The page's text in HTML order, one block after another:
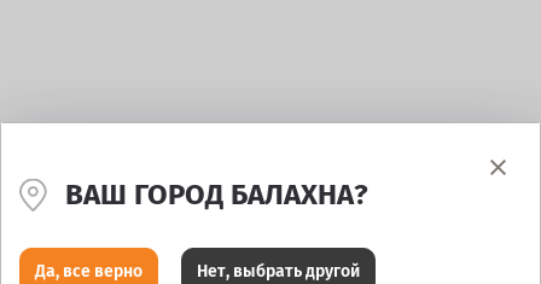
ВАШ ГОРОД БАЛАХНА?
Да, все верно Нет, выбрать другой